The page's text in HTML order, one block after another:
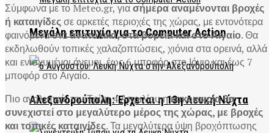
Μεγάλη επιτυχία για το Computer Action
Αλεξανδρούπολη: Έρχεται η 13η Λευκή Νύχτα
Σύμφωνα με το Meteo.gr, γιασήμερα αναμένονται βροχές
ή καταιγίδεςσε αρκετές περιοχές της χώρας, με εντονότερα
φαινόμενα σταανατολικά, στα βόρεια και στο Αιγαίο. Θα
εκδηλωθούν τοπικές χαλαζοπτώσεις, χιόνια στα ορεινά, αλλά
και ενισχυμένοι άνεμοι, έως 6 μποφόρ στο Ιόνιο και έως 7
μποφόρ στο Αιγαίο.
Πιο αναλυτικά, την Τρίτη 4 Απριλίου ηκακοκαιρία θα
συνεχιστεί στο μεγαλύτερο μέρος της χώρας, με βροχές
και τοπικές καταιγίδες. Τα μεγαλύτερα ύψη βροχόπτωσης